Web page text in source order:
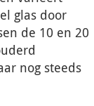
glas door
de 10 en 20
nog steeds